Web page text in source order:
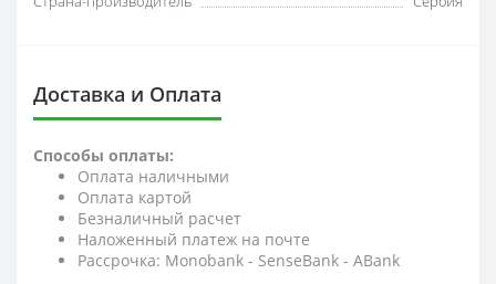
Доставка и Оплата
Способы оплаты:
Оплата наличными
Оплата картой
Безналичный расчет
Наложенный платеж на почте
Рассрочка: Monobank - SenseBank - АBank